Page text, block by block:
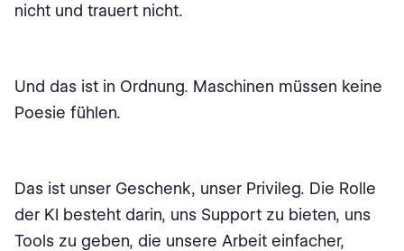
nicht und trauert nicht.
Und das ist in Ordnung. Maschinen müssen keine
Poesie fühlen.
Das ist unser Geschenk, unser Privileg. Die Rolle
der KI besteht darin, uns Support zu bieten, uns
Tools zu geben, die unsere Arbeit einfacher,